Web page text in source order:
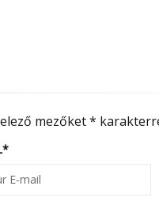
mezőket*
*